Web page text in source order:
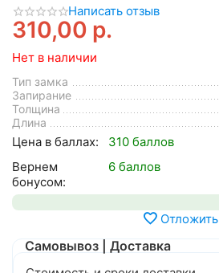
Написать отзыв
310,00 р.
Нет в наличии
Тип замка
Запирание
Толщина
Длина
Цена в баллах:
310 баллов
Вернем
бонусом:
6 баллов
Отложить
Самовывоз | Доставка